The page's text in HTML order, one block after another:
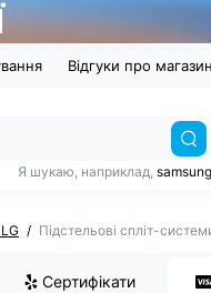
Відгуки про магазин
Я шукаю, наприклад, samsung
Підстельові спліт-
Сертифікати